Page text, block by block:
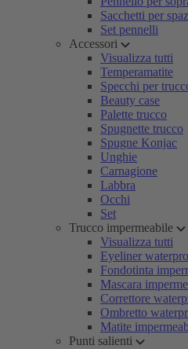
Sacchetti per
Set pennelli
Accessori
Visualizza tutti
Temperamatite
Specchi per
Beauty case
Palette trucco
Spugnette trucco
Spugne Konjac
Unghie
Carnagione
Labbra
Occhi
Set
Trucco impermeabile
Visualizza tutti
Eyeliner
Fondotinta
Mascara
Correttore
Ombretto
Matite
Punti salienti